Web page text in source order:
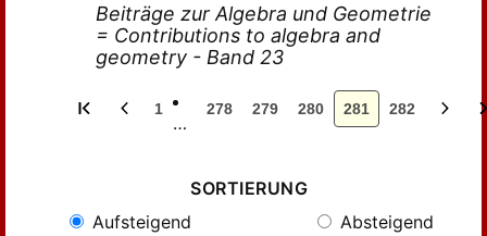
Beiträge zur Algebra und Geometrie
= Contributions to algebra and
geometry - Band 23
1
…
278 279 280 281 282
SORTIERUNG
Aufsteigend
Absteigend